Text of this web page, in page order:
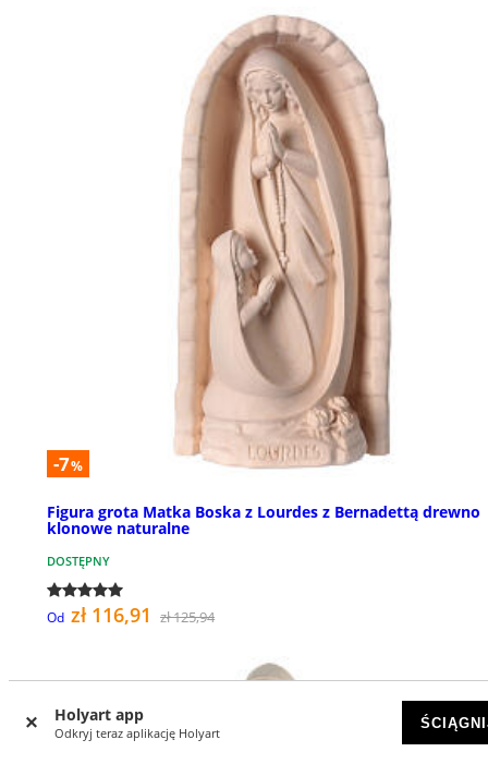
Holyart app
Odkryj teraz aplikację Holyart
-7%
Figura grota Matka Boska z Lourdes z Bernadettą drewno
klonowe naturalne
DOSTĘPNY
Od zł 116,91 zł 125,94